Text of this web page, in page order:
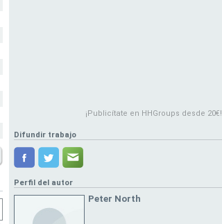
¡Publicítate en HHGroups desde 20€!
Difundir trabajo
Perfil del autor
Peter North